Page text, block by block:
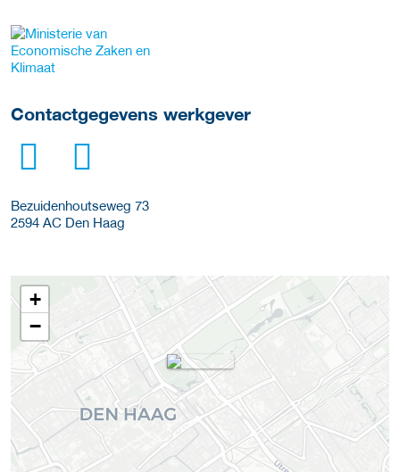
Meer werkgever details
Contactgegevens werkgever
Bezuidenhoutseweg 73
2594 AC Den Haag
+
−